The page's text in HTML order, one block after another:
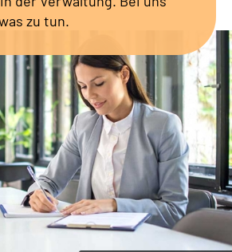
zu tun.